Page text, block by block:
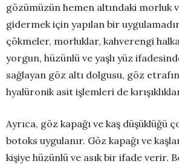
gözümüzün hemen altındaki morluk
gidermek için yapılan bir
çökmeler, morluklar, kahverengi
yorgun, hüzünlü ve yaşlı yüz
sağlayan göz altı dolgusu, göz
hyalüronik asit işlemleri de
Ayrıca, göz kapağı ve kaş düşüklüğü
botoks uygulanır. Göz kapağı ve
kişiye hüzünlü ve asık bir ifade verir.